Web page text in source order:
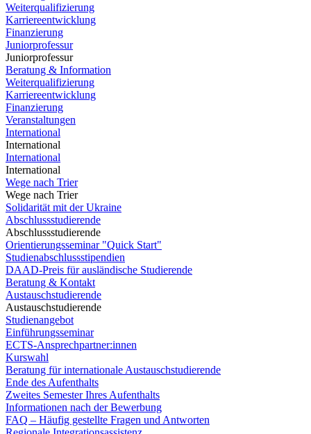
Weiterqualifizierung
Karriereentwicklung
Finanzierung
Juniorprofessur
Juniorprofessur
Beratung & Information
Weiterqualifizierung
Karriereentwicklung
Finanzierung
Veranstaltungen
International
International
International
International
Wege nach Trier
Wege nach Trier
Solidarität mit der Ukraine
Abschlussstudierende
Abschlussstudierende
Orientierungsseminar "Quick Start"
Studienabschlussstipendien
DAAD-Preis für ausländische Studierende
Beratung & Kontakt
Austauschstudierende
Austauschstudierende
Studienangebot
Einführungsseminar
ECTS-Ansprechpartner:innen
Kurswahl
Beratung für internationale Austauschstudierende
Ende des Aufenthalts
Zweites Semester Ihres Aufenthalts
Informationen nach der Bewerbung
FAQ – Häufig gestellte Fragen und Antworten